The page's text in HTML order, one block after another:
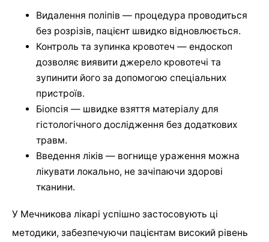
Видалення поліпів — процедура проводиться
без розрізів, пацієнт швидко відновлюється.
Контроль та зупинка кровотеч — ендоскоп
дозволяє виявити джерело кровотечі та
зупинити його за допомогою спеціальних
пристроїв.
Біопсія — швидке взяття матеріалу для
гістологічного дослідження без додаткових
травм.
Введення ліків — вогнище ураження можна
лікувати локально, не зачіпаючи здорові
тканини.
У Мечникова лікарі успішно застосовують ці
методики, забезпечуючи пацієнтам високий рівень